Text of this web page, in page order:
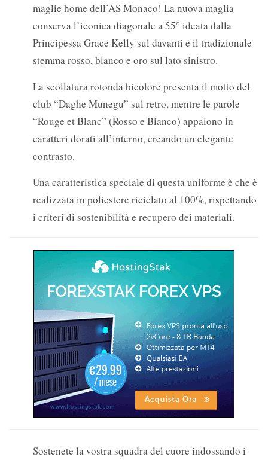
maglie home dell’AS Monaco! La nuova maglia
conserva l’iconica diagonale a 55° ideata dalla
Principessa Grace Kelly sul davanti e il tradizionale
stemma rosso, bianco e oro sul lato sinistro.
La scollatura rotonda bicolore presenta il motto del
club “Daghe Munegu” sul retro, mentre le parole
“Rouge et Blanc” (Rosso e Bianco) appaiono in
caratteri dorati all’interno, creando un elegante
contrasto.
Una caratteristica speciale di questa uniforme è che è
realizzata in poliestere riciclato al 100%, rispettando
i criteri di sostenibilità e recupero dei materiali.
Sostenete la vostra squadra del cuore indossando i